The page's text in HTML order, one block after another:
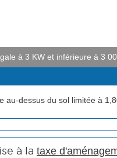
à 3 KW et inférieure à 3
au-dessus du sol limitée à
à la taxe